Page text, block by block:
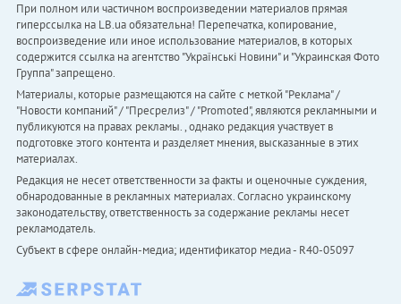
При полном или частичном воспроизведении материалов прямая
гиперссылка на LB.ua обязательна! Перепечатка, копирование,
воспроизведение или иное использование материалов, в которых
содержится ссылка на агентство "Українськi Новини" и "Украинская Фото
Группа" запрещено.
Материалы, которые размещаются на сайте с меткой "Реклама" /
"Новости компаний" / "Пресрелиз" / "Promoted", являются рекламными и
публикуются на правах рекламы. , однако редакция участвует в
подготовке этого контента и разделяет мнения, высказанные в этих
материалах.
Редакция не несет ответственности за факты и оценочные суждения,
обнародованные в рекламных материалах. Согласно украинскому
законодательству, ответственность за содержание рекламы несет
рекламодатель.
Субъект в сфере онлайн-медиа; идентификатор медиа - R40-05097